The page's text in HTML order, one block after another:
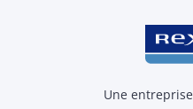
Une